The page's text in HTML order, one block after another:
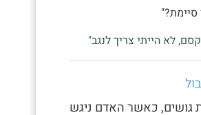
לא הייתי צריך לנגב"
גושים, כאשר האדם ניגש